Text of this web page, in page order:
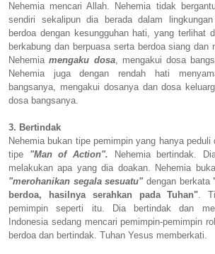
Nehemia mencari Allah. Nehemia tidak
sendiri sekalipun dia berada dalam
berdoa dengan kesungguhan hati, yang terlihat
berkabung dan berpuasa serta berdoa siang dan
Nehemiamengaku dosa, mengakui dosa
Nehemia juga dengan rendah hati
bangsanya, mengakui dosanya dan dosa
dosa bangsanya.
3. Bertindak
Nehemia bukan tipe pemimpin yang hanya peduli
tipe "Man of Action". Nehemia bertindak.
melakukan apa yang dia doakan. Nehemia
"merohanikan segala sesuatu"dengan berkata
berdoa, hasilnya serahkan pada Tuhan".
pemimpin seperti itu. Dia bertindak dan
Indonesia sedang mencari pemimpin-pemimpin
berdoa dan bertindak. Tuhan Yesus memberkati.